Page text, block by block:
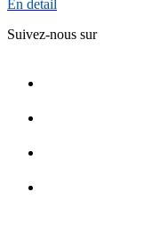
En detail
Suivez-nous sur